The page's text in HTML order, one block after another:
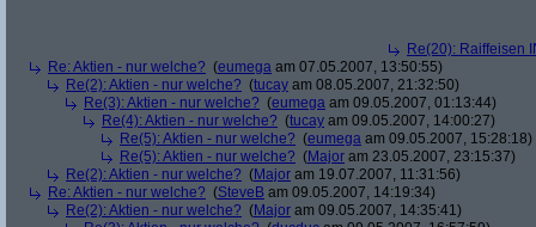
Re(20): Raiffeisen
Re: Aktien - nur welche? (eumega am 07.05.2007, 13:50:55)
Re(2): Aktien - nur welche? (tucay am 08.05.2007, 21:32:50)
Re(3): Aktien - nur welche? (eumega am 09.05.2007, 01:13:44)
Re(4): Aktien - nur welche? (tucay am 09.05.2007, 14:00:27)
Re(5): Aktien - nur welche? (eumega am 09.05.2007, 15:28:18)
Re(5): Aktien - nur welche? (Major am 23.05.2007, 23:15:37)
Re(2): Aktien - nur welche? (Major am 19.07.2007, 11:31:56)
Re: Aktien - nur welche? (SteveB am 09.05.2007, 14:19:34)
Re(2): Aktien - nur welche? (Major am 09.05.2007, 14:35:41)